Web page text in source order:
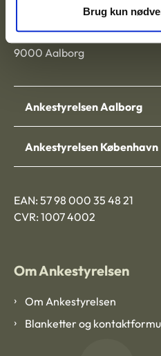
Brug kun
Nytorv 7, 2. sal
9000 Aalborg
Ankestyrelsen Aalborg
Ankestyrelsen København
EAN: 57 98 000 35 48 21
CVR: 1007 4002
Om Ankestyrelsen
Om Ankestyrelsen
Blanketter og